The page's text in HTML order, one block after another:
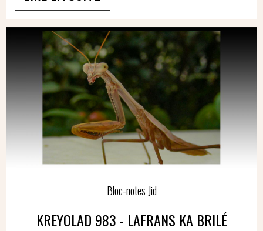
Bloc-notes Jid
KREYOLAD 983 - LAFRANS KA BRILÉ